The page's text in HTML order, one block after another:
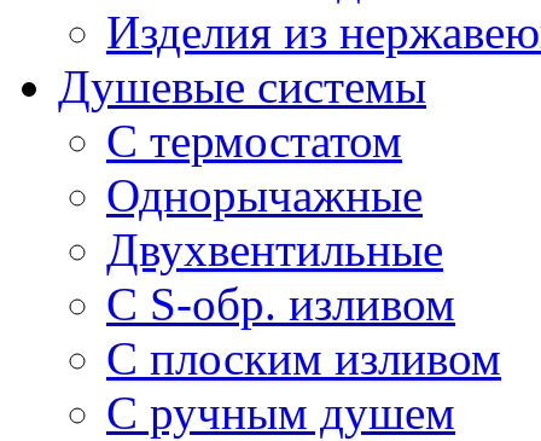
Изделия из
Душевые системы
С термостатом
Однорычажные
Двухвентильные
С S-обр. изливом
С плоским изливом
С ручным душем